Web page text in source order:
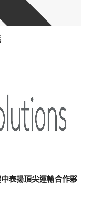
表揚頂尖運輸合作夥